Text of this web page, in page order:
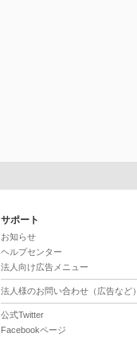
サポート
お知らせ
ヘルプセンター
法人向け広告メニュー
法人様のお問い合わせ（広告など）
公式Twitter
Facebookページ